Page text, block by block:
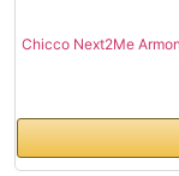
Chicco Next2Me